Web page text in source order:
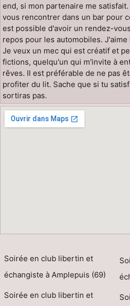
end, si mon partenaire me
vous rencontrer dans un bar pour
est possible d'avoir un rendez-
repos pour les automobiles.
Je veux un mec qui est créatif et
fictions, quelqu'un qui m'invite à
rêves. Il est préférable de ne pas
profiter du lit. Sache que si tu
sortiras pas.
Soirée en club libertin et
échangiste à Amplepuis (69)
Soirée en club libertin et